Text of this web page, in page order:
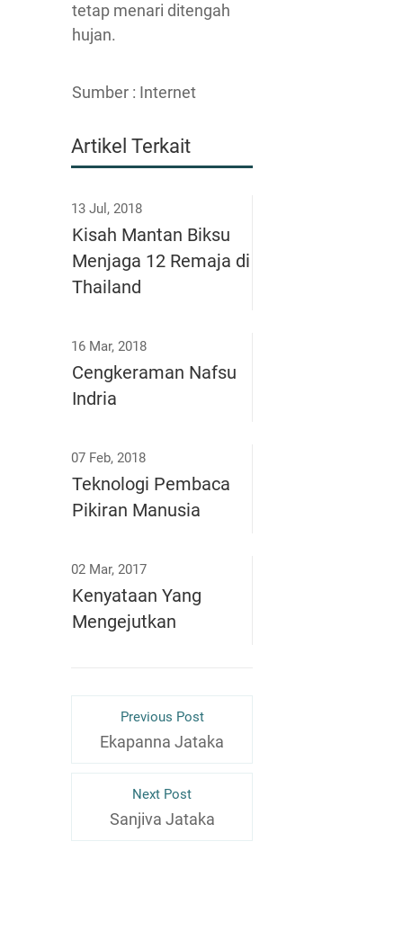
tetap menari ditengah
hujan.
Sumber : Internet
Artikel Terkait
13 Jul, 2018
Kisah Mantan Biksu
Menjaga 12 Remaja di
Thailand
16 Mar, 2018
Cengkeraman Nafsu
Indria
07 Feb, 2018
Teknologi Pembaca
Pikiran Manusia
02 Mar, 2017
Kenyataan Yang
Mengejutkan
Previous Post
Ekapanna Jataka
Next Post
Sanjiva Jataka